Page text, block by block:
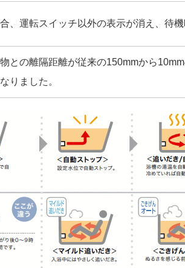
、運転スイッチ以外の表示が消え、待機
との離隔距離が従来の150mmから
りました。